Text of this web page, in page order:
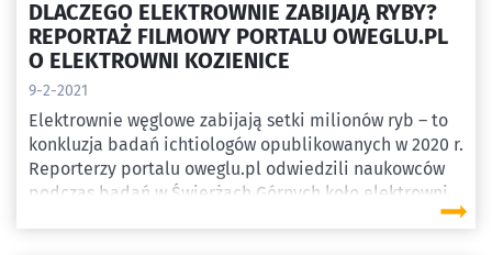
DLACZEGO ELEKTROWNIE ZABIJAJĄ RYBY?
REPORTAŻ FILMOWY PORTALU OWEGLU.PL
O ELEKTROWNI KOZIENICE
9-2-2021
Elektrownie węglowe zabijają setki milionów ryb – to
konkluzja badań ichtiologów opublikowanych w 2020 r.
Reporterzy portalu oweglu.pl odwiedzili naukowców
podczas badań w Świerżach Górnych koło elektrowni